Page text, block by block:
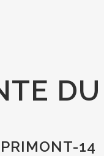
14